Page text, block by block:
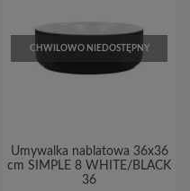
CHWILOWO NIEDOSTĘPNY
Umywalka nablatowa 36x36
cm SIMPLE 8 WHITE/BLACK
36